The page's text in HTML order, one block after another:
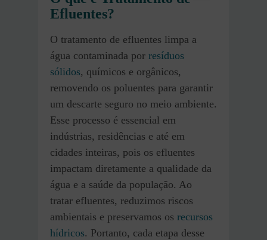
Efluentes?
O tratamento de efluentes limpa a
água contaminada por resíduos
sólidos, químicos e orgânicos,
removendo os poluentes para garantir
um descarte seguro no meio ambiente.
Esse processo é essencial em
indústrias, residências e até em
cidades inteiras, pois os efluentes
impactam diretamente a qualidade da
água e a saúde da população. Ao
tratar efluentes, reduzimos riscos
ambientais e preservamos os recursos
hídricos. Portanto, cada etapa desse